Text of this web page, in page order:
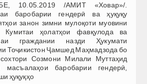
10.05.2019 /АМИТ «Ховар»/.
баробарии гендерӣ ва ҳуқуқу
занон зимни мулоқоти муовини
ҳолатҳои фавқулода ва
граждании назди Ҳукумати
Тоҷикистон Ҷамшед Маҳмадзода бо
Созмони Милали Муттаҳид
баробарии гендерӣ,
ҳуқуқҳо